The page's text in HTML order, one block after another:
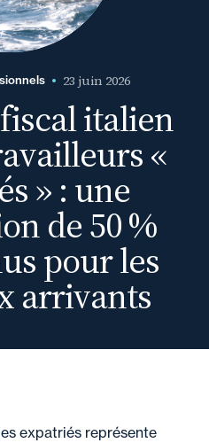
23 juin 2026
italien
«
» : une
de 50 %
pour les
arrivants
expatriés représente